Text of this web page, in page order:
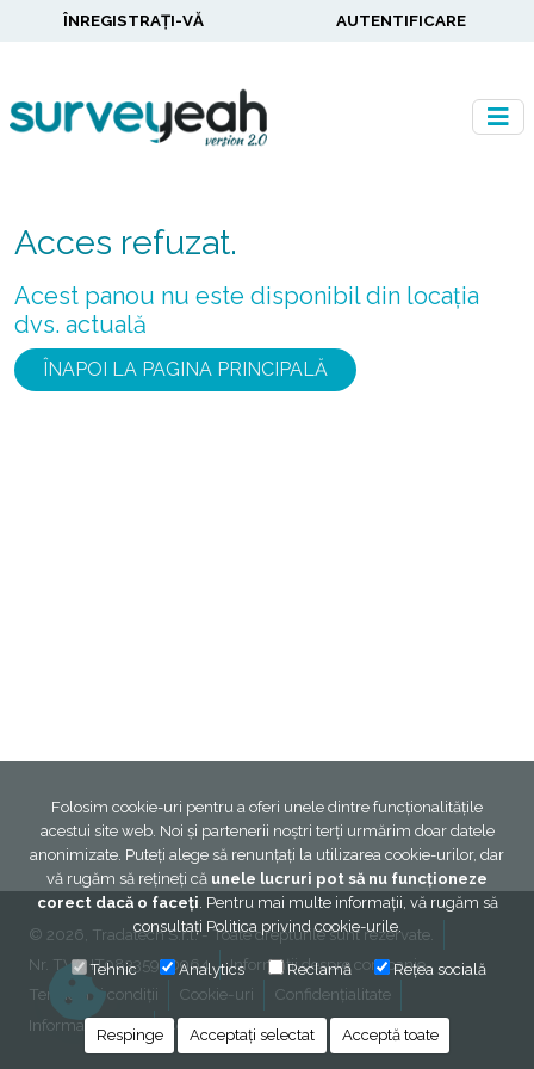
Folosim cookie-uri pentru a oferi unele dintre funcționalitățile
acestui site web. Noi și partenerii noștri terți urmărim doar datele
anonimizate. Puteți alege să renunțați la utilizarea cookie-urilor, dar
vă rugăm să rețineți că unele lucruri pot să nu funcționeze
corect dacă o faceți . Pentru mai multe informații, vă rugăm să
consultați Politica privind cookie-urile.
Tehnic Analytics Reclamă Rețea socială
Respinge Acceptați selectat Acceptă toate
ÎNREGISTRAȚI-VĂ AUTENTIFICARE
Acces refuzat.
Acest panou nu este disponibil din locația
dvs. actuală
ÎNAPOI LA PAGINA PRINCIPALĂ
© 2026, Tradatech S.r.l. - Toate drepturile sunt rezervate.
Nr. TVA: IT08335940964
Informații despre companie
Termeni și condiții
Cookie-uri
Confidențialitate
Informații legale
Contactează-ne